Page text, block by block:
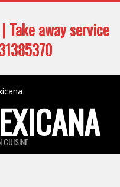
| Take away service
CUISINE